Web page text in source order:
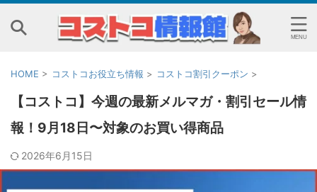
HOME > コストコお役立ち情報 > コストコ割引クーポン >
【コストコ】今週の最新メルマガ・割引セール情
報！9月18日〜対象のお買い得商品
2026年6月15日